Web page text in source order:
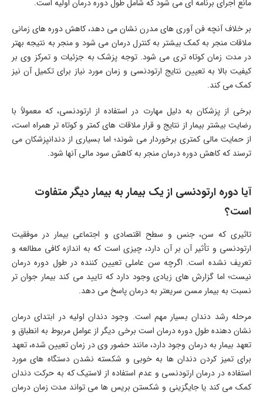
مانع اجرای برنامه ای می شود که شامل طول دوره درمان اولیه است.
بر خلاف آنچه فن آوری های مدرن نشان می دهد، کاهش دوره های زمانی
ملاقات منجر به کمک بیشتر به کنترل درمان می شود و منجر به نتیجه بهتر
در مدت زمان کوتاه تری می شود. توجه پزشک به جزئیات و تمرکز وی بر
کیفیت بالا به تعیین نتایج ارتودنسی و زمان مورد نیاز برای تکمیل آن نیز
کمک می کند.
برخی از پزشکان به دلیل مهارت در استفاده از ارتودنسی، که معمولاً با
رضایت بیشتر بیمار از نتایج و قرار ملاقات های کمتر و کوتاه تر همراه است،
از حمایت مالی کمتری برخوردار می شوند؛ اما بسیاری از دندانپزشکان می
ترسند که کاهش دوره درمان منجر به کاهش سود مالی آنها شود.
آیا دوره ارتودنسی از یک بیمار به بیمار دیگر متفاوت
است؟
تاثیری که سن، جنس و سطح اقتصادی و اجتماعی بیمار در موفقیت
ارتودنسی و تأثیر آن بر آن دارد، چیزی است که به اندازه کافی مطالعه و
تعریف نشده است. اگرچه سن عاملی تعیین کننده در طول دوره درمان
نیست؛ اما گزارش های زیادی وجود دارد که تایید می کند بیمار جوان تر
نسبت به بیمار مسن سریعتر به درمان پاسخ می دهد.
مرحله رشد دندان بسیار مهم است. وجود دندان اولیه در ابتدای درمان
نشان دهنده طول دوره درمان است برخی دیگر از عوامل مربوط به انطباق و
تعهد بیمار به درمان وجود دارد، مانند حضور وی در زمان تعیین شده، تعهد
برای تمیز کردن دندان ها به خوبی و شکسته نشدن دستگاه های مورد
استفاده در درمان ارتودنسی و عدم استفاده از لاستیک که به حرکت دندان
کمک می کند یا جایگزینی و شکستن بریس ها می تواند مدت زمان درمان